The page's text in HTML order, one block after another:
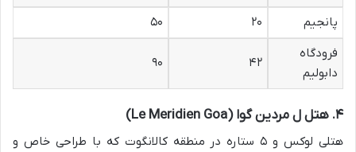
پانجیم
۲۰
۵۰
فرودگاه
دابولیم
۴۲ ۹۰
۴. هتل ل مردین گوا (Le Meridien Goa)
هتلی لوکس و ۵ ستاره در منطقه کالانگوت که با طراحی خاص و